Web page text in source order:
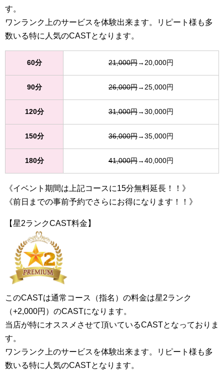
す。
ワンランク上のサービスを体験出来ます。リピート様も多
数いる特に人気のCASTとなります。
60分 21,000円→20,000円
90分 26,000円→25,000円
120分 31,000円→30,000円
150分 36,000円→35,000円
180分 41,000円→40,000円
《イベント期間は上記コースに15分無料延長！！》
《前日までの事前予約でさらにお得になります！！》
【星2ランクCAST料金】
このCASTは通常コース（指名）の料金は星2ランク
（+2,000円）のCASTになります。
当店が特にオススメさせて頂いているCASTとなっておりま
す。
ワンランク上のサービスを体験出来ます。リピート様も多
数いる特に人気のCASTとなります。